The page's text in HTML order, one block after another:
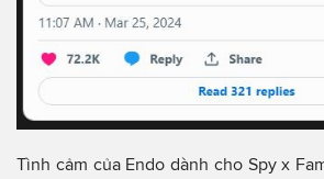
Tình cảm của Endo dành cho Spy x